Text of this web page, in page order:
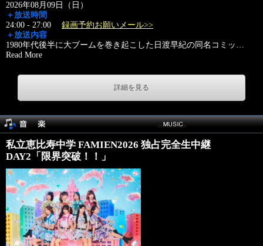
2026年08月09日（日）
＋放送時間
24:00 - 27:00 録画予約お願いメール>>
＋放送内容
1980年代後半に大ブームを巻き起こした日渡早紀の同名コミッ …
Read More
詳細を見る
私立恵比寿中学 FAMIEN2026 独占完全生中継
DAY2「限界突破！！」